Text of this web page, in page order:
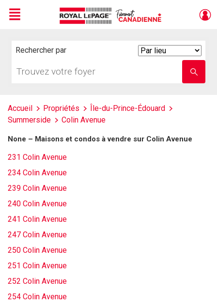
Menu
Rechercher par
votre
nom
Accueil Propriétés
Île-du-Prince-Édouard
Summerside
Colin Avenue
None – Maisons et condos à vendre sur Colin Avenue
231 Colin Avenue
234 Colin Avenue
239 Colin Avenue
240 Colin Avenue
241 Colin Avenue
247 Colin Avenue
250 Colin Avenue
251 Colin Avenue
252 Colin Avenue
254 Colin Avenue